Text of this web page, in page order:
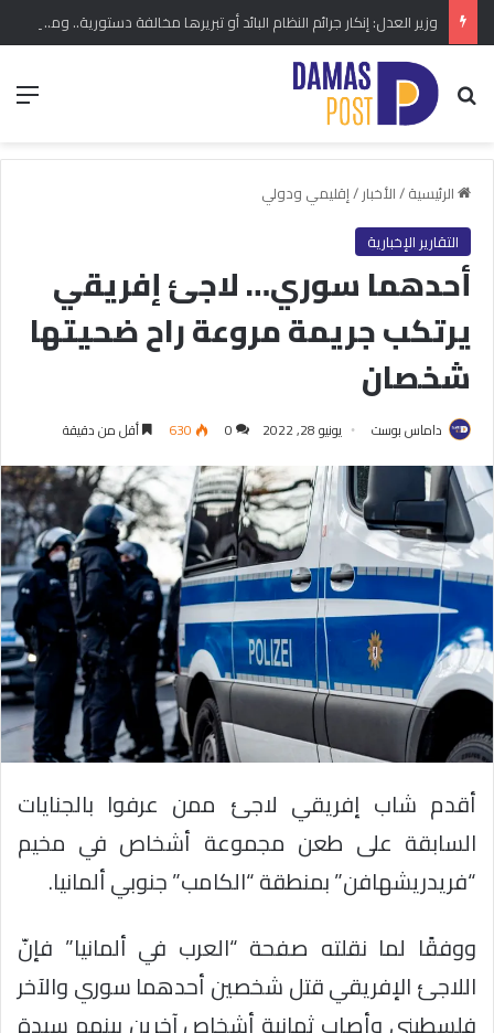
وزير العدل: إنكار جرائم النظام البائد أو تبريرها مخالفة دستورية.. ومشروع قانون خاص إلى مجلس الشعب
بحث عن
الرئيسية/الأخبار/إقليمي ودولي
التقارير الإخبارية
أحدهما سوري… لاجئ إفريقي
يرتكب جريمة مروعة راح ضحيتها
شخصان
داماس بوست يونيو 28, 2022 0
630 أقل من دقيقة
أقدم شاب إفريقي لاجئ ممن عرفوا بالجنايات
السابقة على طعن مجموعة أشخاص في مخيم
“فريدريشهافن” بمنطقة “الكامب” جنوبي ألمانيا.
ووفقًا لما نقلته صفحة “العرب في ألمانيا” فإنّ
اللاجئ الإفريقي قتل شخصين أحدهما سوري والآخر
فلسطيني وأصاب ثمانية أشخاص آخرين بينهم سيدة